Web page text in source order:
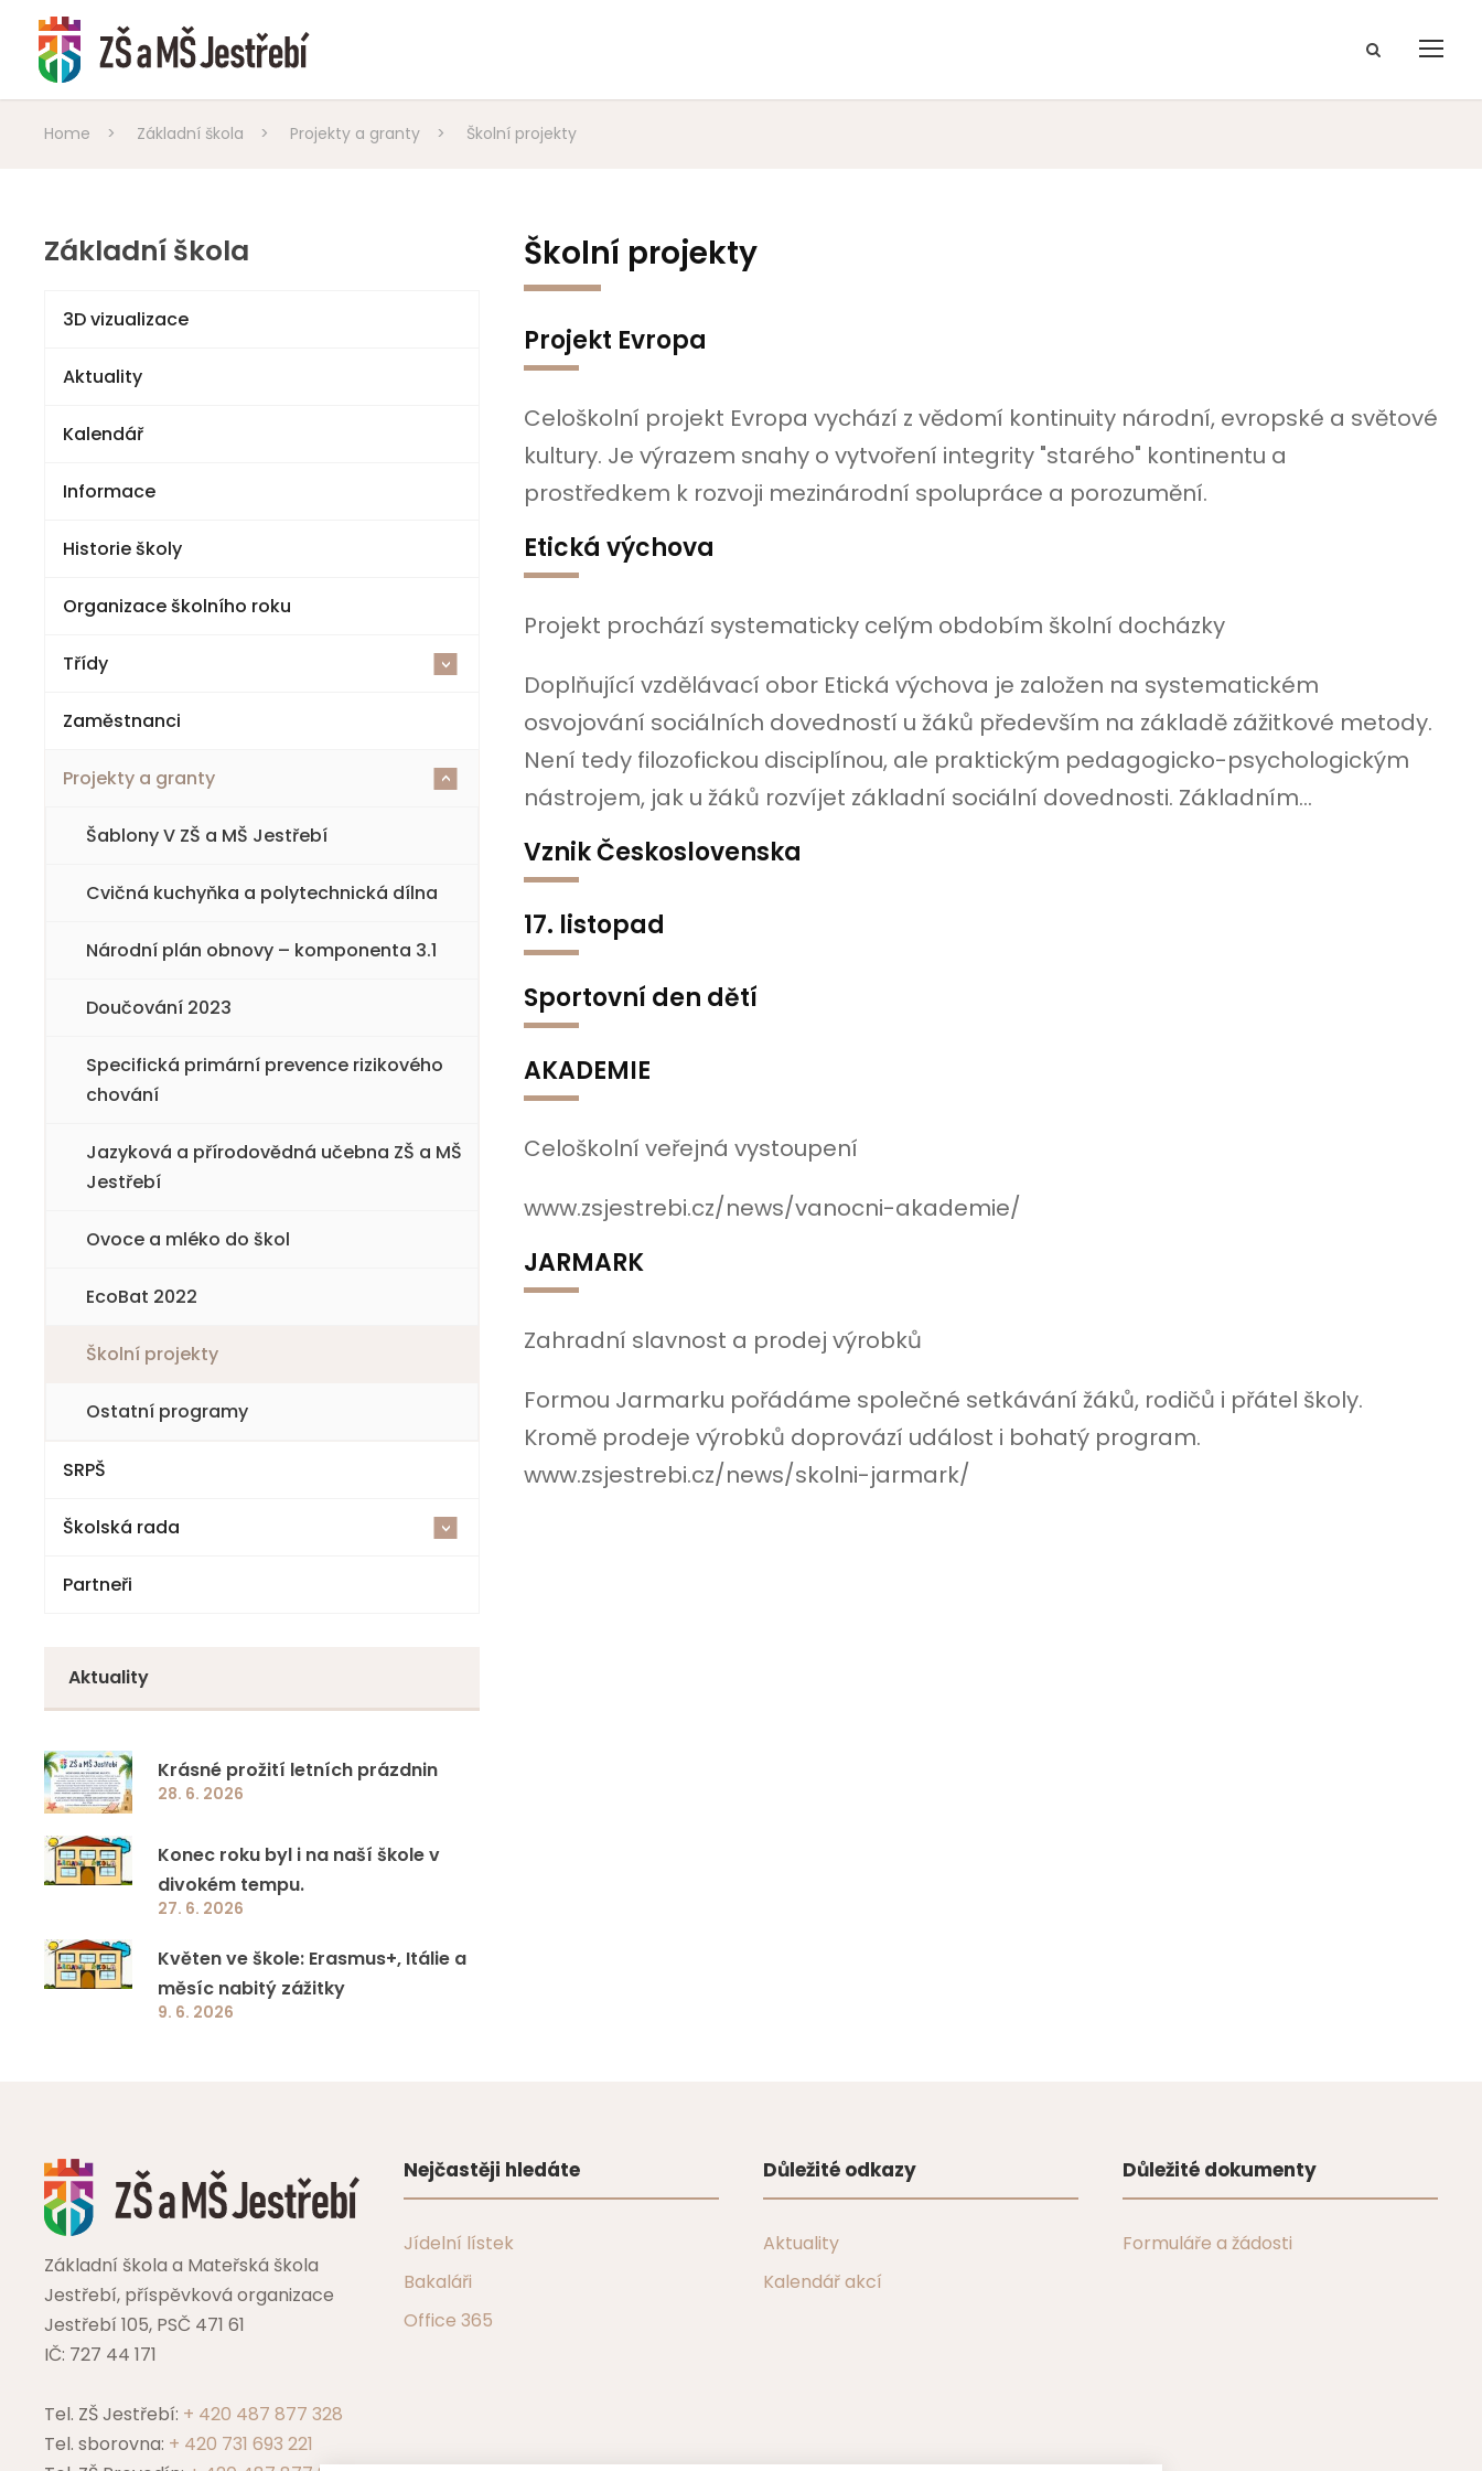
Home > Základní škola > Projekty a granty > Školní projekty
Školní projekty
Projekt Evropa
Celoškolní projekt Evropa vychází z vědomí kontinuity národní, evropské a světové
kultury. Je výrazem snahy o vytvoření integrity "starého" kontinentu a
prostředkem k rozvoji mezinárodní spolupráce a porozumění.
Etická výchova
Projekt prochází systematicky celým obdobím školní docházky
Doplňující vzdělávací obor Etická výchova je založen na systematickém
osvojování sociálních dovedností u žáků především na základě zážitkové metody.
Není tedy filozofickou disciplínou, ale praktickým pedagogicko-psychologickým
nástrojem, jak u žáků rozvíjet základní sociální dovednosti. Základním...
Vznik Československa
17. listopad
Sportovní den dětí
AKADEMIE
Celoškolní veřejná vystoupení
www.zsjestrebi.cz/news/vanocni-akademie/
JARMARK
Zahradní slavnost a prodej výrobků
Formou Jarmarku pořádáme společné setkávání žáků, rodičů i přátel školy.
Kromě prodeje výrobků doprovází událost i bohatý program.
www.zsjestrebi.cz/news/skolni-jarmark/
Základní škola
3D vizualizace
Aktuality
Kalendář
Informace
Historie školy
Organizace školního roku
Třídy <
2025-26
1. třída
2. třída
3. třída
4. třída
5. třída
6. třída
8. třída
9. třída
Zaměstnanci
Projekty a granty <
Šablony V ZŠ a MŠ Jestřebí
Cvičná kuchyňka a polytechnická dílna
Národní plán obnovy – komponenta 3.1
Doučování 2023
Specifická primární prevence rizikového
chování
Jazyková a přírodovědná učebna ZŠ a MŠ
Jestřebí
Ovoce a mléko do škol
EcoBat 2022
Školní projekty
Ostatní programy
SRPŠ
Školská rada <
Volby
Partneři
Aktuality
Krásné prožití letních prázdnin
28. 6. 2026
Konec roku byl i na naší škole v
divokém tempu.
27. 6. 2026
Květen ve škole: Erasmus+, Itálie a
měsíc nabitý zážitky
9. 6. 2026
Základní škola a Mateřská škola
Jestřebí, příspěvková organizace
Jestřebí 105, PSČ 471 61
IČ: 727 44 171
Tel. ZŠ Jestřebí: + 420 487 877 328
Tel. sborovna: + 420 731 693 221
Nejčastěji hledáte
Jídelní lístek
Bakaláři
Office 365
Důležité odkazy
Aktuality
Kalendář akcí
Důležité dokumenty
Formuláře a žádosti